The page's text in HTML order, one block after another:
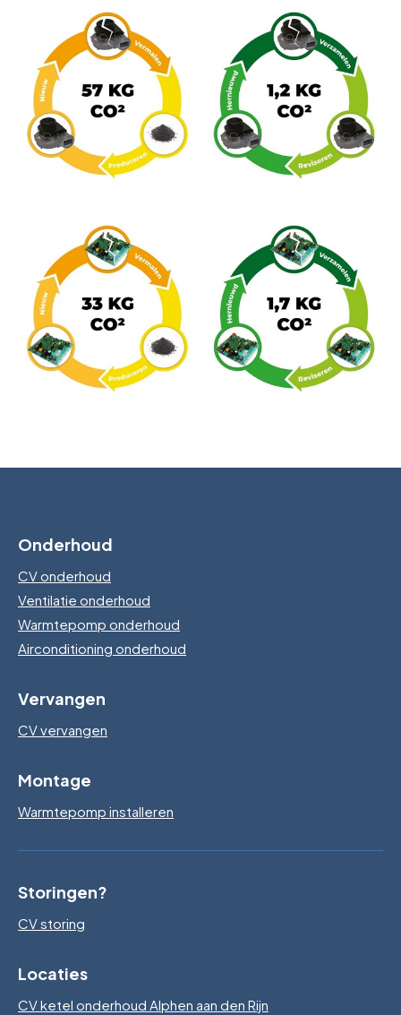
Onderhoud
CV onderhoud
Ventilatie onderhoud
Warmtepomp onderhoud
Airconditioning onderhoud
Vervangen
CV vervangen
Montage
Warmtepomp installeren
Storingen?
CV storing
Locaties
CV ketel onderhoud Alphen aan den Rijn